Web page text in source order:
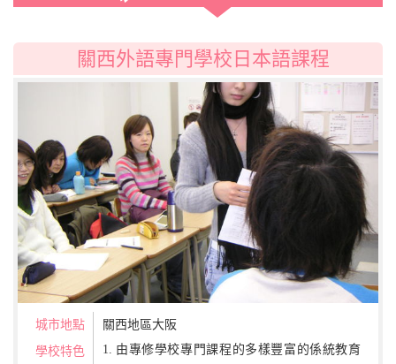
關西外語專門學校日本語課程
城市地點
關西地區大阪
學校特色
1. 由專修學校專門課程的多樣豐富的係統教育